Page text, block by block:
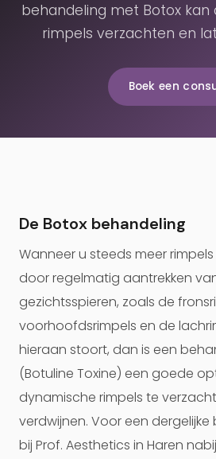
behandeling met Botox kan
rimpels verzachten en
Boek een
De Botox behandeling
Wanneer u steeds meer
door regelmatig aantrekken
gezichtsspieren, zoals de
voorhoofdsrimpels en de
hieraan stoort, dan is een
(Botuline Toxine) een goede
dynamische rimpels te
verdwijnen. Voor een
bij Prof. Aesthetics in Haren